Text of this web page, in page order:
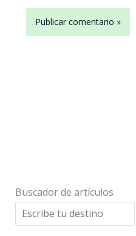
Buscador de artículos